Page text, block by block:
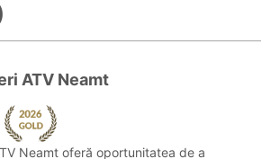
ATV Neamt
Neamt oferă oportunitatea de a